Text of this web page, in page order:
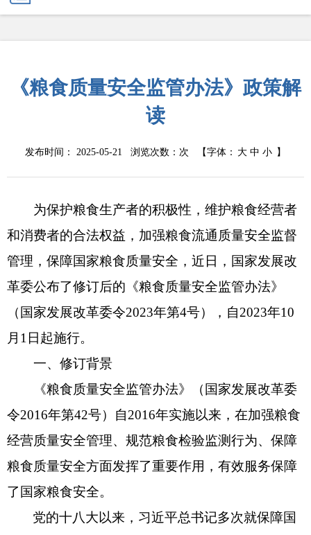
《粮食质量安全监管办法》政策解
读
发布时间： 2025-05-21 浏览次数： 次 【字体： 大 中 小 】
为保护粮食生产者的积极性，维护粮食经营者
和消费者的合法权益，加强粮食流通质量安全监督
管理，保障国家粮食质量安全，近日，国家发展改
革委公布了修订后的《粮食质量安全监管办法》
（国家发展改革委令2023年第4号），自2023年10
月1日起施行。
一、修订背景
《粮食质量安全监管办法》（国家发展改革委
令2016年第42号）自2016年实施以来，在加强粮食
经营质量安全管理、规范粮食检验监测行为、保障
粮食质量安全方面发挥了重要作用，有效服务保障
了国家粮食安全。
党的十八大以来，习近平总书记多次就保障国